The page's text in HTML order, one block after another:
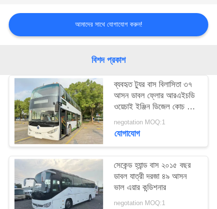
আবেদন
ম্যাপ
গোপনীয়তা
নীতি
আমাদের সাথে যোগাযোগ করুন!
বিশদ প্রকাশ
ব্যবহৃত ট্যুর বাস বিলাসিতা ৩৭
আসন ডাবল ফ্লোর আরএইচডি
ওয়েচাই ইঞ্জিন ডিজেল কোচ বাস
সানলং এসএলকে 6126
negotation MOQ:1
যোগাযোগ
সেকেন্ড হ্যান্ড বাস ২০১৫ বছর
ডাবল যাত্রী দরজা ৪৯ আসন
ভাল এয়ার কন্ডিশনার
negotation MOQ:1